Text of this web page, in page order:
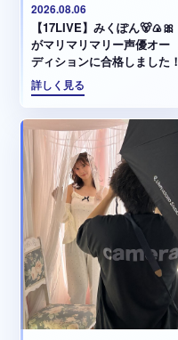
2026.08.06
【17LIVE】みくぽん🐻🍙🎀
がマリマリマリー声優オー
ディションに合格しました！
詳しく見る